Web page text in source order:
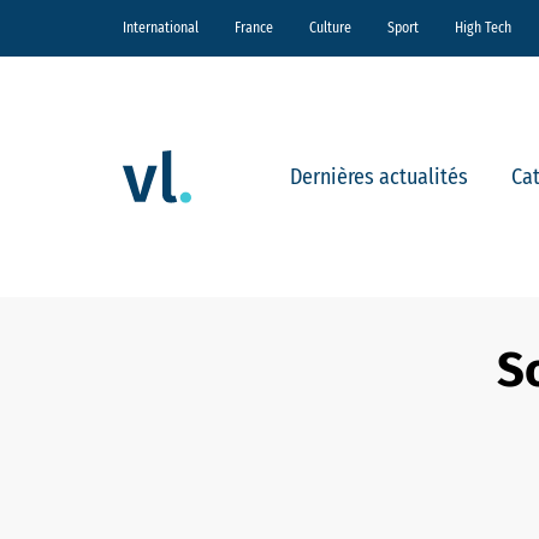
International France Culture Sport High Tech
Dernières actualités